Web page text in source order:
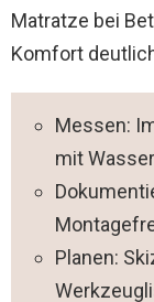
Matratze bei
Komfort
Messen:
mit
Planen: